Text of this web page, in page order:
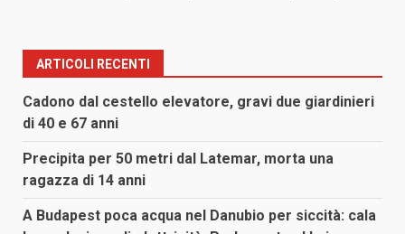
ARTICOLI RECENTI
Cadono dal cestello elevatore, gravi due giardinieri
di 40 e 67 anni
Precipita per 50 metri dal Latemar, morta una
ragazza di 14 anni
A Budapest poca acqua nel Danubio per siccità: cala